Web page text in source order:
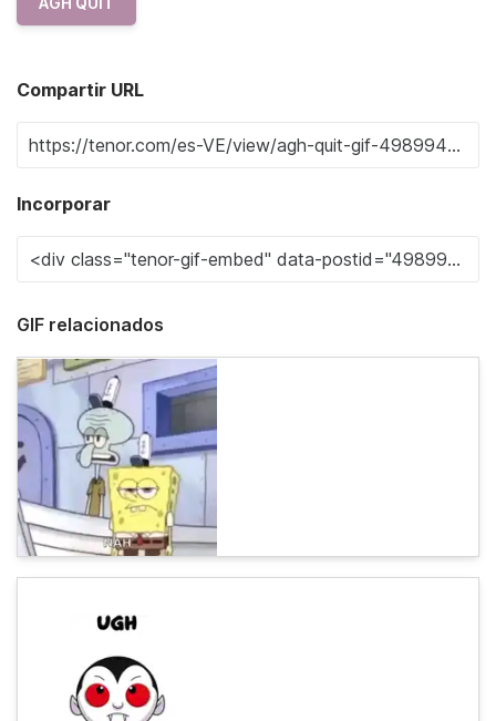
Compartir URL
Incorporar
GIF relacionados